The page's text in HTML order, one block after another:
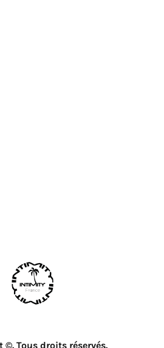
©. Tous droits réservés.